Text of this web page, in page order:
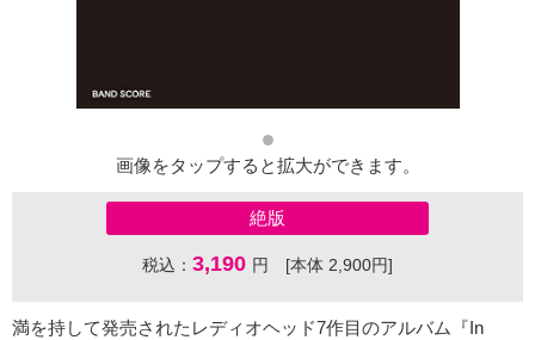
画像をタップすると拡大ができます。
絶版
税込： 3,190 円 [本体 2,900円]
満を持して発売されたレディオヘッド7作目のアルバム『In